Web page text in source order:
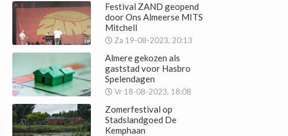
Festival ZAND geopend
door Ons Almeerse MITS
Mitchell
Za 19-08-2023, 20:13
Almere gekozen als
gaststad voor Hasbro
Spelendagen
Vr 18-08-2023, 18:08
Zomerfestival op
Stadslandgoed De
Kemphaan